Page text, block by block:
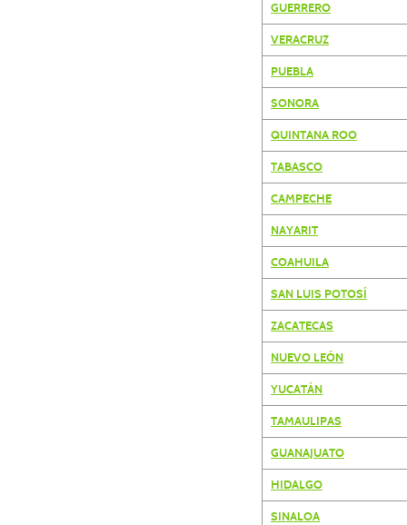
GUERRERO
VERACRUZ
PUEBLA
SONORA
QUINTANA ROO
TABASCO
CAMPECHE
NAYARIT
COAHUILA
SAN LUIS POTOSÍ
ZACATECAS
NUEVO LEÓN
YUCATÁN
TAMAULIPAS
GUANAJUATO
HIDALGO
SINALOA